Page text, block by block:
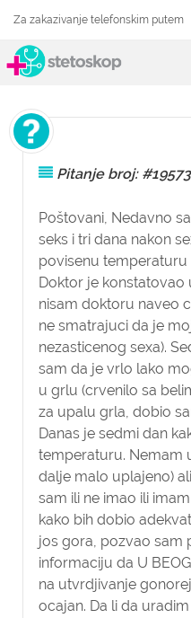
Za zakazivanje telefonskim putem
Pitanje broj:
Poštovani, Nedavno
seks i tri dana nakon
povisenu temperaturu
Doktor je
nisam doktoru naveo
ne smatrajuci da je
nezasticenog sexa).
sam da je vrlo lako
u grlu (crvenilo sa
za upalu grla, dobio
Danas je sedmi dan
temperaturu. Nemam
dalje malo uplajeno)
sam ili ne imao ili
kako bih dobio
jos gora, pozvao sam
informaciju da U
na utvrdjivanje
ocajan. Da li da